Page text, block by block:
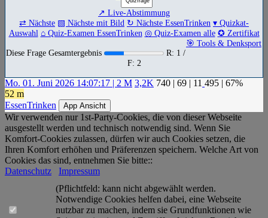
↗ Live-Abstimmung
⇄ Nächste ▧ Nächste mit Bild ↻ Nächste EssenTrinken ▾ Quizkat-
Auswahl ⌂ Quiz-Examen EssenTrinken ◎ Quiz-Examen alle ✪ Zertifikat
🎯 Tools & Denksport
Diese Frage Gesamtergebnis
R: 1 /
F: 2
Mo. 01. Juni 2026 14:07:17 | 2 M 3,2K 740 | 69 | 11 495 | 67%
52 m
EssenTrinken
App Ansicht
Wir verwenden nur 1st-Party-Cookies, die von dieser Webseite
ausgestellt werden und technisch notwendig sind. Wenn Sie
Komfort-Cookies zulassen, dürfen wir auch Cookies setzen, die
Ihren Komfort erhöhen und Präferenzen speichern. Welche Art von
Cookies das sind, entnehmen Sie bitte::
Datenschutz
Impressum
(Pflichtfeld: kann nicht abgewählt werden.
Notwendige Cookies helfen dabei, eine Webseite
nutzbar zu machen, indem sie Grundfunktionen wie